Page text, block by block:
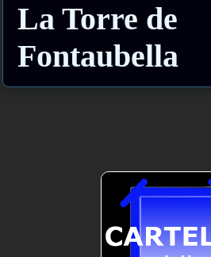
La Torre de
Fontaubella